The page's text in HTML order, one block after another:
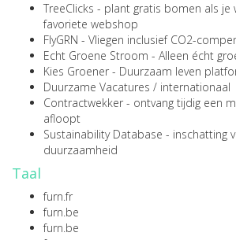
TreeClicks - plant gratis bomen als je
favoriete webshop
FlyGRN - Vliegen inclusief CO2-
Echt Groene Stroom - Alleen écht
Kies Groener - Duurzaam leven
Duurzame Vacatures / internationaal
Contractwekker - ontvang tijdig een
afloopt
Sustainability Database - inschatting
duurzaamheid
Taal
furn.fr
furn.be
furn.be